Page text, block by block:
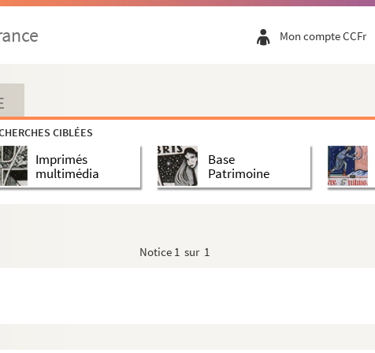
Mon compte CCFr
CIBLÉES
Imprimés
multimédia
Base
Patrimoine
Notice 1 sur 1
1906